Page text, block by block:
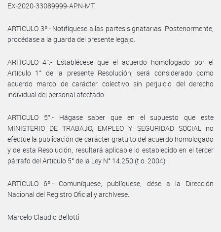
EX-2020-33089999-APN-MT.
ARTÍCULO 3º.- Notifíquese a las partes signatarias. Posteriormente,
procédase a la guarda del presente legajo.
ARTICULO 4°.- Establécese que el acuerdo homologado por el
Artículo 1° de la presente Resolución, será considerado como
acuerdo marco de carácter colectivo sin perjuicio del derecho
individual del personal afectado.
ARTÍCULO 5°.- Hágase saber que en el supuesto que este
MINISTERIO DE TRABAJO, EMPLEO Y SEGURIDAD SOCIAL no
efectúe la publicación de carácter gratuito del acuerdo homologado
y de esta Resolución, resultará aplicable lo establecido en el tercer
párrafo del Artículo 5° de la Ley N° 14.250 (t.o. 2004).
ARTÍCULO 6º.- Comuníquese, publíquese, dése a la Dirección
Nacional del Registro Oficial y archívese.
Marcelo Claudio Bellotti